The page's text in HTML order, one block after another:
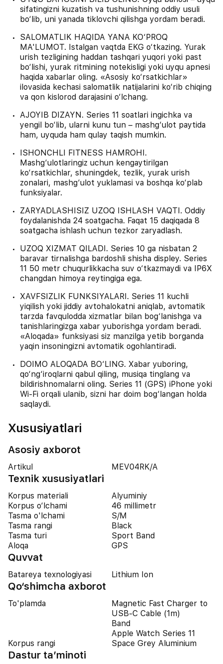
sifatingizni kuzatish va tushunishning oddiy usuli
bo‘lib, uni yanada tiklovchi qilishga yordam beradi.
SALOMATLIK HAQIDA YANA KO‘PROQ
MA'LUMOT. Istalgan vaqtda EKG o‘tkazing. Yurak
urish tezligining haddan tashqari yuqori yoki past
bo‘lishi, yurak ritmining notekisligi yoki uyqu apnesi
haqida xabarlar oling. «Asosiy ko‘rsatkichlar»
ilovasida kechasi salomatlik natijalarini ko‘rib chiqing
va qon kislorod darajasini o‘lchang.
AJOYIB DIZAYN. Series 11 soatlari ingichka va
yengil bo‘lib, ularni kunu tun – mashg‘ulot paytida
ham, uyquda ham qulay taqish mumkin.
ISHONCHLI FITNESS HAMROHI.
Mashg‘ulotlaringiz uchun kengaytirilgan
ko‘rsatkichlar, shuningdek, tezlik, yurak urish
zonalari, mashg‘ulot yuklamasi va boshqa ko‘plab
funksiyalar.
ZARYADLASHISIZ UZOQ ISHLASH VAQTI. Oddiy
foydalanishda 24 soatgacha. Faqat 15 daqiqada 8
soatgacha ishlash uchun tezkor zaryadlash.
UZOQ XIZMAT QILADI. Series 10 ga nisbatan 2
baravar tirnalishga bardoshli shisha displey. Series
11 50 metr chuqurlikkacha suv o‘tkazmaydi va IP6X
changdan himoya reytingiga ega.
XAVFSIZLIK FUNKSIYALARI. Series 11 kuchli
yiqilish yoki jiddiy avtohalokatni aniqlab, avtomatik
tarzda favqulodda xizmatlar bilan bog‘lanishga va
tanishlaringizga xabar yuborishga yordam beradi.
«Aloqada» funksiyasi siz manzilga yetib borganda
yaqin insoningizni avtomatik ogohlantiradi.
DOIMO ALOQADA BO‘LING. Xabar yuboring,
qo‘ng‘iroqlarni qabul qiling, musiqa tinglang va
bildirishnomalarni oling. Series 11 (GPS) iPhone yoki
Wi-Fi orqali ulanib, sizni har doim bog‘langan holda
saqlaydi.
Xususiyatlari
Asosiy axborot
Artikul MEV04RK/A
Texnik xususiyatlari
Korpus materiali
Alyuminiy
Korpus o‘lchami
46 millimetr
Tasma o'lchami
S/M
Tasma rangi
Black
Tasma turi
Sport Band
Aloqa
GPS
Quvvat
Batareya texnologiyasi Lithium Ion
Qo‘shimcha axborot
To'plamda
Magnetic Fast Charger to
USB‑C Cable (1m)
Band
Apple Watch Series 11
Korpus rangi
Space Grey Aluminium
Dastur ta’minoti